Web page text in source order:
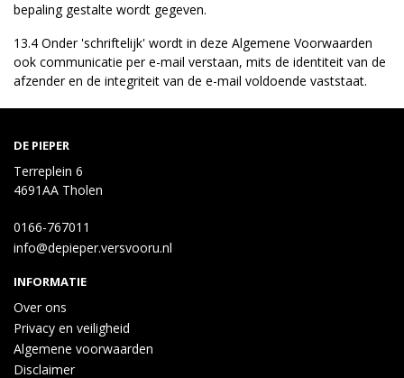
bepaling gestalte wordt gegeven.
13.4 Onder 'schriftelijk' wordt in deze Algemene Voorwaarden
ook communicatie per e-mail verstaan, mits de identiteit van de
afzender en de integriteit van de e-mail voldoende vaststaat.
DE PIEPER
Terreplein 6
4691AA Tholen
0166-767011
info@depieper.versvooru.nl
INFORMATIE
Over ons
Privacy en veiligheid
Algemene voorwaarden
Disclaimer